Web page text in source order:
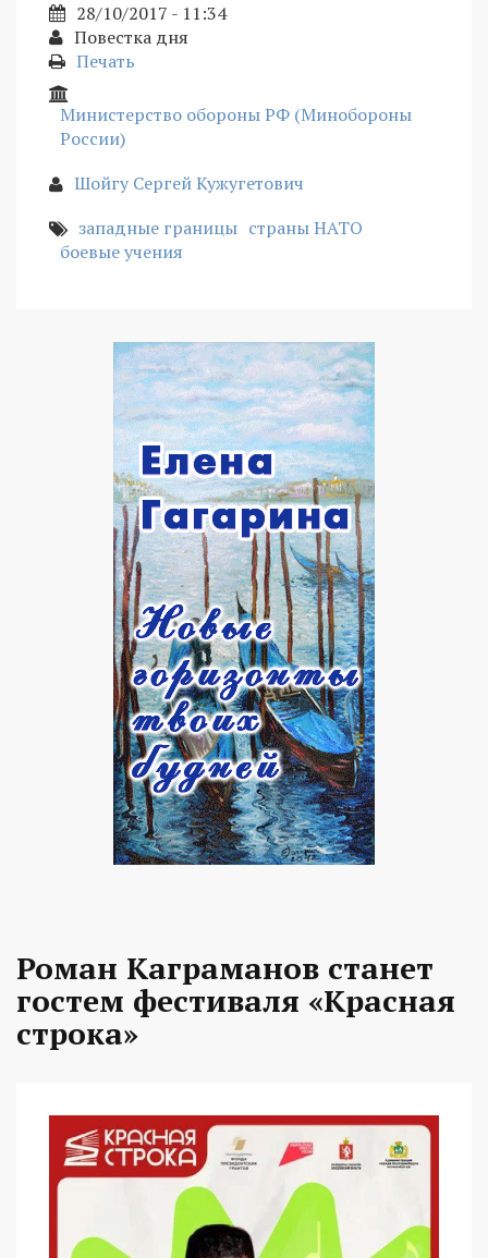
28/10/2017 - 11:34
Повестка дня
Печать
Министерство обороны РФ (Минобороны
России)
Шойгу Сергей Кужугетович
западные границы страны НАТО
боевые учения
Роман Каграманов станет
гостем фестиваля «Красная
строка»